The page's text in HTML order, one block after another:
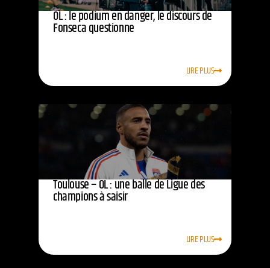
OL : le podium en danger, le discours de
Fonseca questionne
LIRE PLUS
Toulouse – OL : une balle de Ligue des
champions à saisir
LIRE PLUS